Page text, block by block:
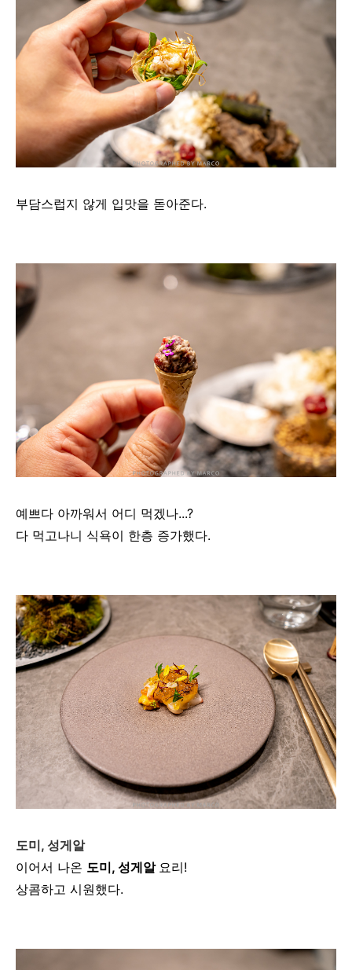
부담스럽지 않게 입맛을 돋아준다.
예쁘다 아까워서 어디 먹겠나...?
다 먹고나니 식욕이 한층 증가했다.
도미, 성게알
이어서 나온 도미, 성게알 요리!
상콤하고 시원했다.